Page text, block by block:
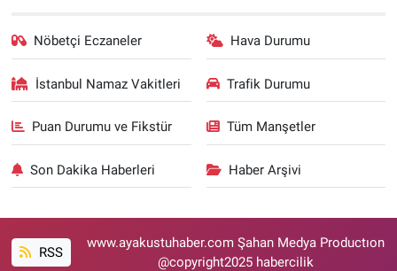
Nöbetçi Eczaneler Hava Durumu
İstanbul Namaz Vakitleri Trafik Durumu
Puan Durumu ve Fikstür Tüm Manşetler
Son Dakika Haberleri Haber Arşivi
RSS
www.ayakustuhaber.com Şahan Medya Productıon
@copyright2025 habercilik